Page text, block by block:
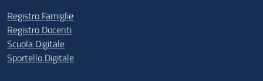
Registro Famiglie
Registro Docenti
Scuola Digitale
Sportello Digitale